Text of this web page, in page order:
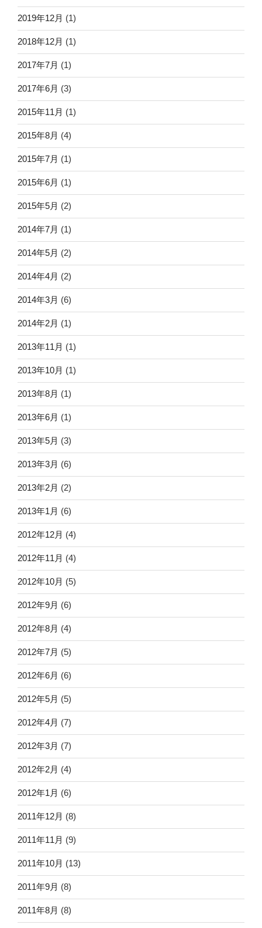
2019年12月 (1)
2018年12月 (1)
2017年7月 (1)
2017年6月 (3)
2015年11月 (1)
2015年8月 (4)
2015年7月 (1)
2015年6月 (1)
2015年5月 (2)
2014年7月 (1)
2014年5月 (2)
2014年4月 (2)
2014年3月 (6)
2014年2月 (1)
2013年11月 (1)
2013年10月 (1)
2013年8月 (1)
2013年6月 (1)
2013年5月 (3)
2013年3月 (6)
2013年2月 (2)
2013年1月 (6)
2012年12月 (4)
2012年11月 (4)
2012年10月 (5)
2012年9月 (6)
2012年8月 (4)
2012年7月 (5)
2012年6月 (6)
2012年5月 (5)
2012年4月 (7)
2012年3月 (7)
2012年2月 (4)
2012年1月 (6)
2011年12月 (8)
2011年11月 (9)
2011年10月 (13)
2011年9月 (8)
2011年8月 (8)